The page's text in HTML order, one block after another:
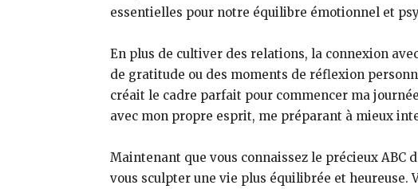
essentielles pour notre équilibre émotionnel et
En plus de cultiver des relations, la connexion
de gratitude ou des moments de réflexion
créait le cadre parfait pour commencer ma
avec mon propre esprit, me préparant à mieux
Maintenant que vous connaissez le précieux ABC
vous sculpter une vie plus équilibrée et heureuse.